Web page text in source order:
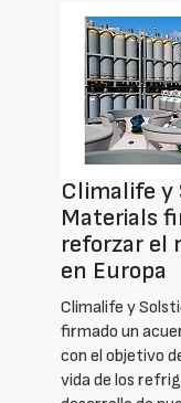
Climalife y
Materials
reforzar el
en Europa
Climalife y
firmado un
con el objetivo
vida de los